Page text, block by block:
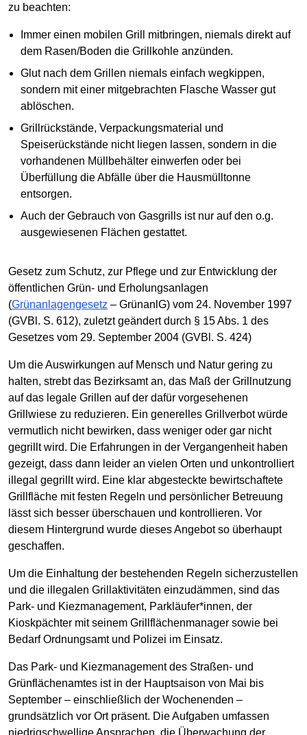
zu beachten:
Immer einen mobilen Grill mitbringen, niemals direkt auf
dem Rasen/Boden die Grillkohle anzünden.
Glut nach dem Grillen niemals einfach wegkippen,
sondern mit einer mitgebrachten Flasche Wasser gut
ablöschen.
Grillrückstände, Verpackungsmaterial und
Speiserückstände nicht liegen lassen, sondern in die
vorhandenen Müllbehälter einwerfen oder bei
Überfüllung die Abfälle über die Hausmülltonne
entsorgen.
Auch der Gebrauch von Gasgrills ist nur auf den o.g.
ausgewiesenen Flächen gestattet.
Gesetz zum Schutz, zur Pflege und zur Entwicklung der
öffentlichen Grün- und Erholungsanlagen
(Grünanlagengesetz – GrünanlG) vom 24. November 1997
(GVBl. S. 612), zuletzt geändert durch § 15 Abs. 1 des
Gesetzes vom 29. September 2004 (GVBl. S. 424)
Um die Auswirkungen auf Mensch und Natur gering zu
halten, strebt das Bezirksamt an, das Maß der Grillnutzung
auf das legale Grillen auf der dafür vorgesehenen
Grillwiese zu reduzieren. Ein generelles Grillverbot würde
vermutlich nicht bewirken, dass weniger oder gar nicht
gegrillt wird. Die Erfahrungen in der Vergangenheit haben
gezeigt, dass dann leider an vielen Orten und unkontrolliert
illegal gegrillt wird. Eine klar abgesteckte bewirtschaftete
Grillfläche mit festen Regeln und persönlicher Betreuung
lässt sich besser überschauen und kontrollieren. Vor
diesem Hintergrund wurde dieses Angebot so überhaupt
geschaffen.
Um die Einhaltung der bestehenden Regeln sicherzustellen
und die illegalen Grillaktivitäten einzudämmen, sind das
Park- und Kiezmanagement, Parkläufer*innen, der
Kioskpächter mit seinem Grillflächenmanager sowie bei
Bedarf Ordnungsamt und Polizei im Einsatz.
Das Park- und Kiezmanagement des Straßen- und
Grünflächenamtes ist in der Hauptsaison von Mai bis
September – einschließlich der Wochenenden –
grundsätzlich vor Ort präsent. Die Aufgaben umfassen
niedrigschwellige Ansprachen, die Überwachung der